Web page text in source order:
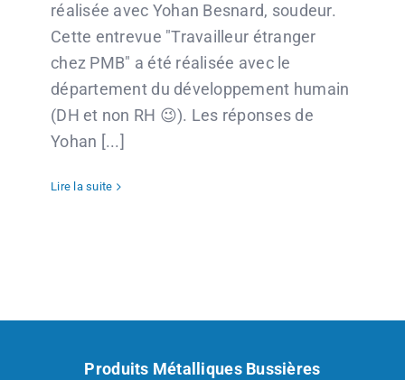
réalisée avec Yohan Besnard, soudeur.
Cette entrevue "Travailleur étranger
chez PMB" a été réalisée avec le
département du développement humain
(DH et non RH 😉). Les réponses de
Yohan [...]
Lire la suite
Produits Métalliques Bussières